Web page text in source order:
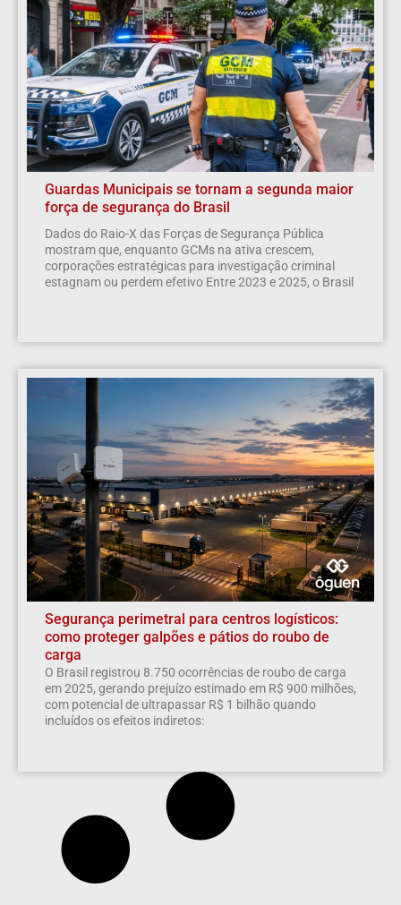
Guardas Municipais se tornam a segunda maior
força de segurança do Brasil
Dados do Raio-X das Forças de Segurança Pública
mostram que, enquanto GCMs na ativa crescem,
corporações estratégicas para investigação criminal
estagnam ou perdem efetivo Entre 2023 e 2025, o Brasil
Segurança perimetral para centros logísticos:
como proteger galpões e pátios do roubo de
carga
O Brasil registrou 8.750 ocorrências de roubo de carga
em 2025, gerando prejuízo estimado em R$ 900 milhões,
com potencial de ultrapassar R$ 1 bilhão quando
incluídos os efeitos indiretos: